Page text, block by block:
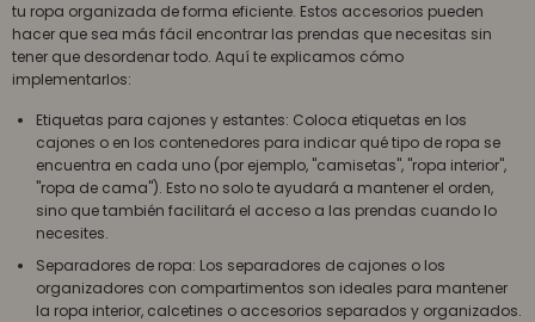
tu ropa organizada de forma eficiente. Estos accesorios pueden
hacer que sea más fácil encontrar las prendas que necesitas sin
tener que desordenar todo. Aquí te explicamos cómo
implementarlos:
Etiquetas para cajones y estantes: Coloca etiquetas en los
cajones o en los contenedores para indicar qué tipo de ropa se
encuentra en cada uno (por ejemplo, "camisetas", "ropa interior",
"ropa de cama"). Esto no solo te ayudará a mantener el orden,
sino que también facilitará el acceso a las prendas cuando lo
necesites.
Separadores de ropa: Los separadores de cajones o los
organizadores con compartimentos son ideales para mantener
la ropa interior, calcetines o accesorios separados y organizados.